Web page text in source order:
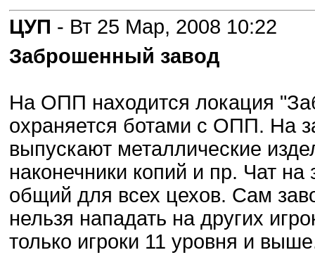
ЦУП - Вт 25 Мар, 2008 10:22
Заброшенный завод
На ОПП находится локация
охраняется ботами с ОПП. На
выпускают металлические
наконечники копий и пр. Чат
общий для всех цехов. Сам
нельзя нападать на других
только игроки 11 уровня и